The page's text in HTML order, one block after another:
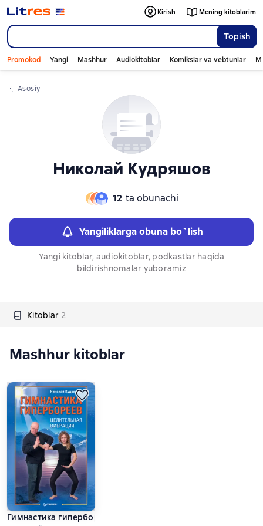
Topish
Kirish Mening kitoblarim
Promokod Yangi Mashhur Audiokitoblar Komikslar va vebtunlar
Asosiy
Николай Кудряшов
12 ta obunachi
Yangiliklarga obuna bo`lish
Yangi kitoblar, audiokitoblar, podkastlar haqida
bildirishnomalar yuboramiz
Kitoblar 2
Слайдер с книгами
Mashhur kitoblar
Гимнастика гипербореев. Целительная вибрация
Слайдер с книгами